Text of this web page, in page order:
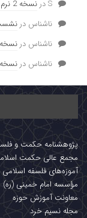
Sدرنسخه 2 نرم افزار رایانه ای و اندروید آثار علامه مصباح+ دانلود
ناشناس در
ناشناس درنسخه 2 نرم افزار رایانه ای و اندروید آثار
ناشناس درنسخه 2 نرم افزار رایانه ای و اندروید آثار
پژوهشنامه حکمت و
مجمع عالی حکمت
آموزه‌های فلسفه اسلامی
مؤسسه امام خمینی (ره)
معاونت آموزش حوزه
مجله نسیم خرد